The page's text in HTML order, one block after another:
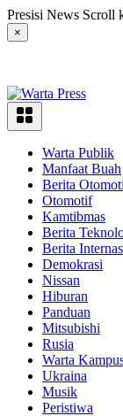
Langsung
ke
konten
Presisi News Scroll
×
Warta Publik
Manfaat Buah
Berita
Otomotif
Kamtibmas
Berita
Berita
Demokrasi
Nissan
Hiburan
Panduan
Mitsubishi
Rusia
Warta
Ukraina
Musik
Peristiwa